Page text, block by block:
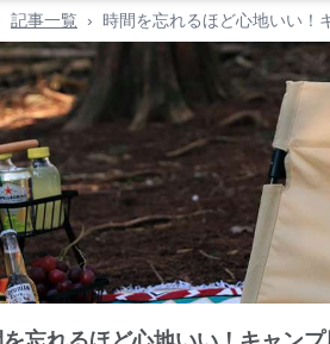
記事一覧 › 時間を忘れるほど心地いい！